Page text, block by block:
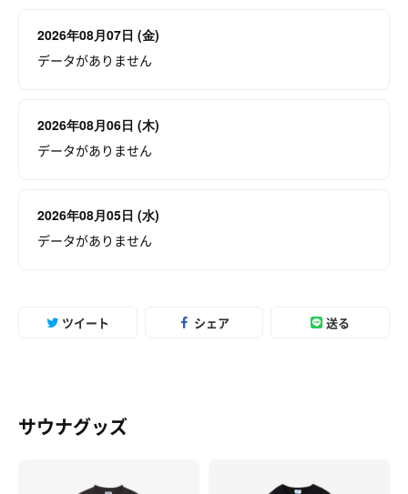
2026年08月07日 (金)
データがありません
2026年08月06日 (木)
データがありません
2026年08月05日 (水)
データがありません
ツイート シェア 送る
サウナグッズ